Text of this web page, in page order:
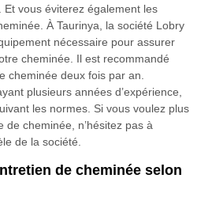
vous éviterez également les
À Taurinya, la société Lobry
nécessaire pour assurer
cheminée. Il est recommandé
cheminée deux fois par an.
plusieurs années d’expérience,
les normes. Si vous voulez plus
cheminée, n’hésitez pas à
de la société.
de cheminée selon